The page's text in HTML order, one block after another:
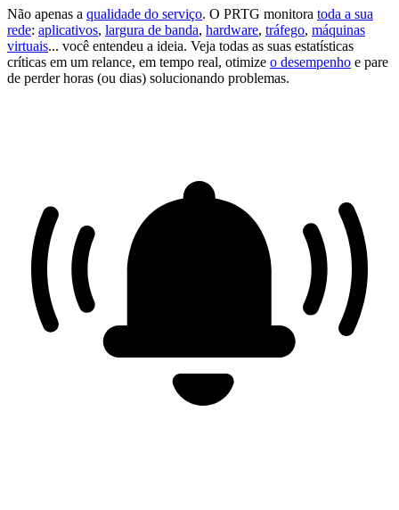
Não apenas a qualidade do serviço. O PRTG monitora toda a sua
rede: aplicativos, largura de banda, hardware, tráfego, máquinas
virtuais... você entendeu a ideia. Veja todas as suas estatísticas
críticas em um relance, em tempo real, otimize o desempenho e pare
de perder horas (ou dias) solucionando problemas.